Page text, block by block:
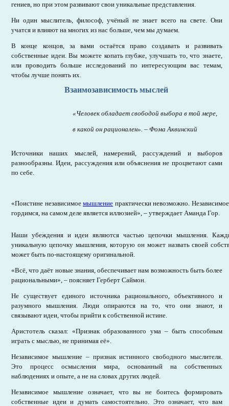
гениев, но при этом развивают свои уникальные представления.
Ни один мыслитель, философ, учёный не знает всего на свете. Они
учатся и влияют на многих из нас больше, чем мы думаем.
В конце концов, за вами остаётся право создавать и развивать
собственные идеи. Вы можете копать глубже, улучшать то, что знаете,
или проводить больше исследований по интересующим вас темам,
чтобы лучше понять их.
Взаимозависимость мыслей
«Человек обладает свободой выбора в той мере,
в какой он рационален». – Фома Аквинский
Источники наших мыслей, намерений, рассуждений и выборов
разнообразны. Идеи, рассуждения или объяснения не процветают сами
по себе.
«Поистине независимоемышление практически невозможно.
гордимся, на самом деле является иллюзией», – утверждает Аманда Гор.
Наши убеждения и идеи являются частью цепочки мышления.
уникальную цепочку мышления, которую он может назвать своей
может быть по-настоящему оригинальной.
«Всё, что даёт новые знания, обеспечивает нам возможность быть более
рациональными», – поясняет Герберт Саймон.
Не существует единого источника рационального, объективного и
разумного мышления. Люди опираются на то, что они знают, и
связывают идеи, чтобы прийти к собственной истине.
Аристотель сказал: «Признак образованного ума – быть способным
играть с мыслью, не принимая её».
Независимое мышление – признак истинного свободного мыслителя.
Это процесс осмысления мира, основанный на собственных
наблюдениях и опыте, а не на словах других людей.
Независимое мышление означает, что вы не боитесь формировать
собственные идеи и думать самостоятельно. Это означает, что вам